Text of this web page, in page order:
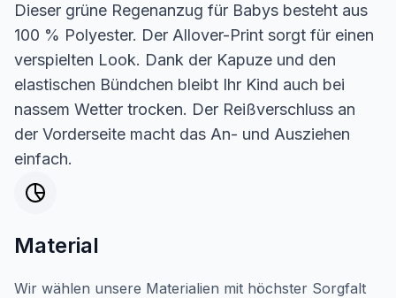
Dieser grüne Regenanzug für Babys besteht aus
100 % Polyester. Der Allover-Print sorgt für einen
verspielten Look. Dank der Kapuze und den
elastischen Bündchen bleibt Ihr Kind auch bei
nassem Wetter trocken. Der Reißverschluss an
der Vorderseite macht das An- und Ausziehen
einfach.
Material
Wir wählen unsere Materialien mit höchster Sorgfalt